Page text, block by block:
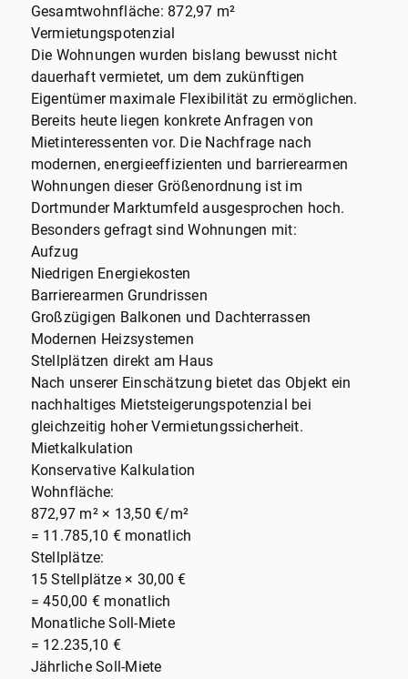
Gesamtwohnfläche: 872,97 m²
Vermietungspotenzial
Die Wohnungen wurden bislang bewusst nicht
dauerhaft vermietet, um dem zukünftigen
Eigentümer maximale Flexibilität zu ermöglichen.
Bereits heute liegen konkrete Anfragen von
Mietinteressenten vor. Die Nachfrage nach
modernen, energieeffizienten und barrierearmen
Wohnungen dieser Größenordnung ist im
Dortmunder Marktumfeld ausgesprochen hoch.
Besonders gefragt sind Wohnungen mit:
Aufzug
Niedrigen Energiekosten
Barrierearmen Grundrissen
Großzügigen Balkonen und Dachterrassen
Modernen Heizsystemen
Stellplätzen direkt am Haus
Nach unserer Einschätzung bietet das Objekt ein
nachhaltiges Mietsteigerungspotenzial bei
gleichzeitig hoher Vermietungssicherheit.
Mietkalkulation
Konservative Kalkulation
Wohnfläche:
872,97 m² × 13,50 €/m²
= 11.785,10 € monatlich
Stellplätze:
15 Stellplätze × 30,00 €
= 450,00 € monatlich
Monatliche Soll-Miete
= 12.235,10 €
Jährliche Soll-Miete